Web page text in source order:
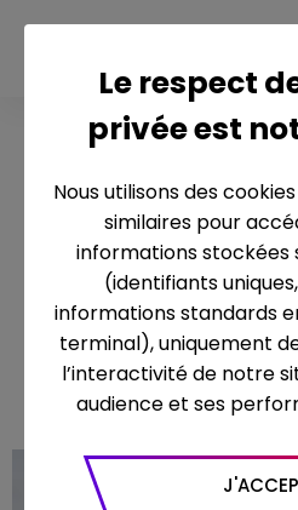
Les
secrets
du
préféré
des
Le respect
privée est
Nous utilisons des
similaires pour
informations
(identifiants
informations standards
terminal), uniquement
l’interactivité de notre
audience et ses
Google Analytics pour
sur le trafic (nombre de